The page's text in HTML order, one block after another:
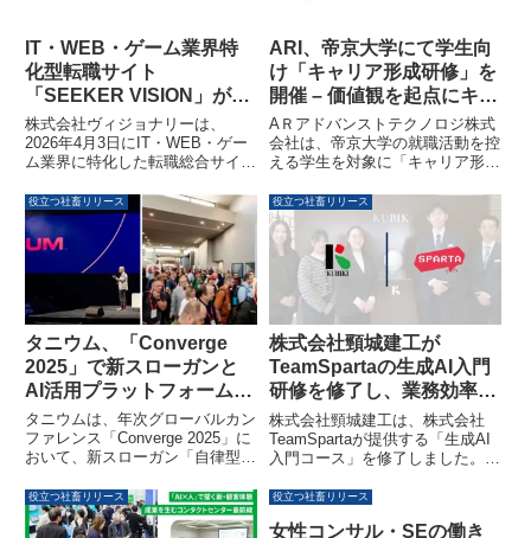
IT・WEB・ゲーム業界特
化型転職サイト
「SEEKER VISION」が提
供開始、AIでキャリアと年
収を可視化
株式会社ヴィジョナリーは、
2026年4月3日にIT・WEB・ゲー
ム業界に特化した転職総合サイト
始しました。AIを活用した職種ご
とのキャリア予測と年収ポテンシ
ャルの可視化、独自開発のキャリ
ア診断「SEEKER診断」によ
り、求職者のスキルと社風のミス
マッチ解消を支援します。
ARI、帝京大学にて学生向
け「キャリア形成研修」を
開催 – 価値観を起点にキャ
リアを考える機会を提供
AＲアドバンストテクノロジ株式
会社は、帝京大学の就職活動を控
える学生を対象に「キャリア形成
は、自身の価値観や将来像と向き
合い、主体的なキャリア形成を考
えるきっかけを提供することを目
的としています。
役立つ社畜リリース
タニウム、「Converge
2025」で新スローガンと
AI活用プラットフォーム
「Tanium Autonomous
IT」を発表
タニウムは、年次グローバルカン
ファレンス「Converge 2025」に
おいて、新スローガン「自律型IT
発表し、AIイノベーションを加速
させる新プラットフォーム
「Tanium Autonomous IT」を初
役立つ社畜リリース
株式会社頸城建工が
TeamSpartaの生成AI入門
研修を修了し、業務効率化
と組織変革を実現
株式会社頸城建工は、株式会社
TeamSpartaが提供する「生成AI
入門コース」を修了しました。こ
化の具体的な成果を創出し、生成
現しています。本事例は、地方中
役立つ社畜リリース 役立つ社畜リリース
女性コンサル・SEの働き